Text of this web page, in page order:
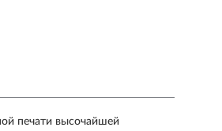
печати высочайшей